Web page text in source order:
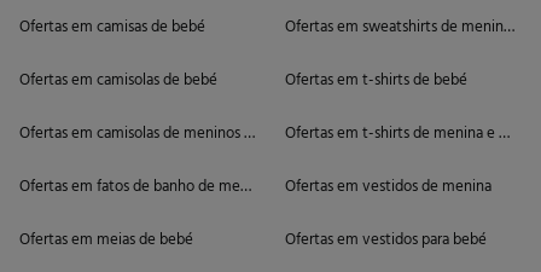
Ofertas em camisas de bebé
Ofertas em camisolas de bebé
Ofertas em camisolas de meninos e meninas
Ofertas em fatos de banho de menino e menina
Ofertas em meias de bebé
Ofertas em sweatshirts de meninos e
Ofertas em t-shirts de bebé
Ofertas em t-shirts de menina e
Ofertas em vestidos de menina
Ofertas em vestidos para bebé